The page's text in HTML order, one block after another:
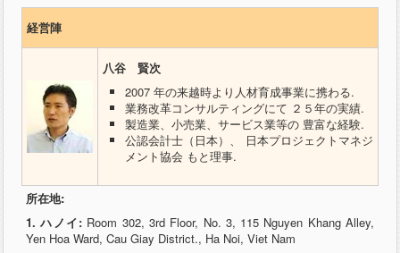
経営陣
八谷 賢次
2007 年の来越時より人材育成事業に携わる.
業務改革コンサルティングにて ２５年の実績.
製造業、小売業、サービス業等の 豊富な経験.
公認会計士（日本）、 日本プロジェクトマネジ
メント協会 もと理事.
所在地:
1. ハノイ: Room 302, 3rd Floor, No. 3, 115 Nguyen Khang Alley,
Yen Hoa Ward, Cau Giay District., Ha Noi, Viet Nam